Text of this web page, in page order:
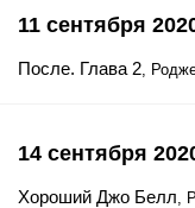
11 сентября
После. Глава 2,
14 сентября
Хороший Джо Белл,